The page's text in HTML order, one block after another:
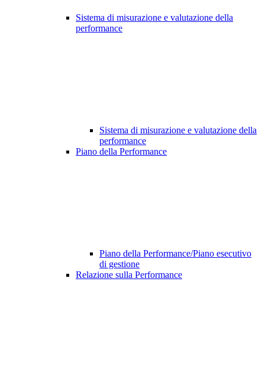
Sistema di misurazione e valutazione della
performance
Sistema di misurazione e valutazione della
performance
Piano della Performance
Piano della Performance/Piano esecutivo
di gestione
Relazione sulla Performance